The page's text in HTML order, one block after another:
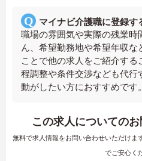
マイナビ介護職に登録す
職場の雰囲気や実際の残業時
ん、希望勤務地や希望年収な
ことで他の求人をご紹介する
程調整や条件交渉なども代行
動がしたい方におすすめです。
この求人についての
無料で求人情報をお問い合わせいただけま
でご安心く